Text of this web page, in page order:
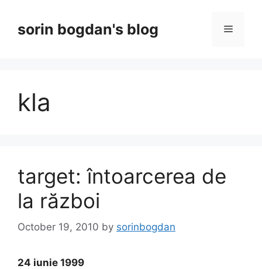
contentsorin bogdan's blog Menu
kla
target: întoarcerea de
la război
October 19, 2010 by sorinbogdan
24 iunie 1999